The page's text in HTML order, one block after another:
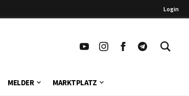
Login
MELDER MARKTPLATZ